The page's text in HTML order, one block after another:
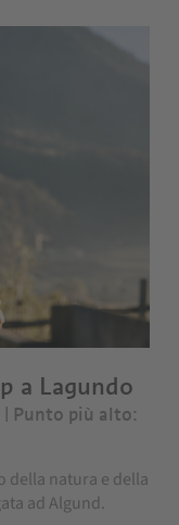
a Lagundo
| Punto più alto:
della natura e della
ad Algund.